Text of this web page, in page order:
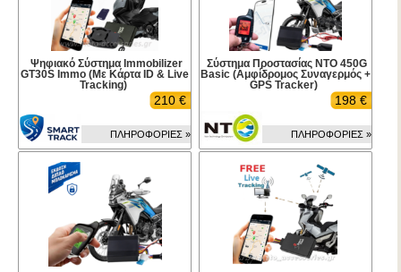
Ψηφιακό Σύστημα Immobilizer
GT30S Immo (Με Κάρτα ID & Live
Tracking)
210 €
ΠΛΗΡΟΦΟΡΙΕΣ »
Σύστημα Προστασίας NTO 450G
Basic (Αμφίδρομος Συναγερμός +
GPS Tracker)
198 €
ΠΛΗΡΟΦΟΡΙΕΣ »